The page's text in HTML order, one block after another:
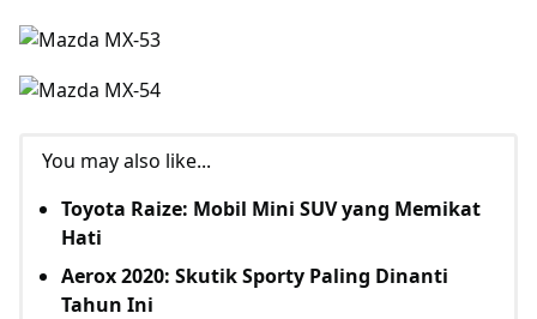
You may also like...
Toyota Raize: Mobil Mini SUV yang Memikat
Hati
Aerox 2020: Skutik Sporty Paling Dinanti
Tahun Ini